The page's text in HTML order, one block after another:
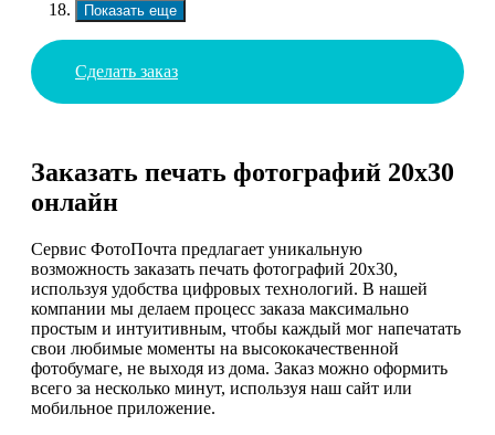
Показать еще
Сделать заказ
Заказать печать фотографий 20х30
онлайн
Сервис ФотоПочта предлагает уникальную
возможность заказать печать фотографий 20х30,
используя удобства цифровых технологий. В нашей
компании мы делаем процесс заказа максимально
простым и интуитивным, чтобы каждый мог напечатать
свои любимые моменты на высококачественной
фотобумаге, не выходя из дома. Заказ можно оформить
всего за несколько минут, используя наш сайт или
мобильное приложение.